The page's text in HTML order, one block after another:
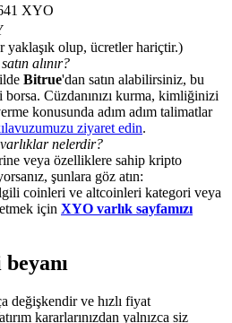
Share 25000 USDT prize pool!
Win
prize pool
500,000 USDT
XYO
yaklaşık olup, ücretler hariçtir.)
alınır?
Bitrue'dan satın alabilirsiniz, bu
Cüzdanınızı kurma, kimliğinizi
konusunda adım adım talimatlar
ziyaret edin.
nelerdir?
veya özelliklere sahip kripto
şunlara göz atın:
coinleri ve altcoinleri kategori veya
için XYO varlık sayfamızı
değişkendir ve hızlı fiyat
kararlarınızdan yalnızca siz